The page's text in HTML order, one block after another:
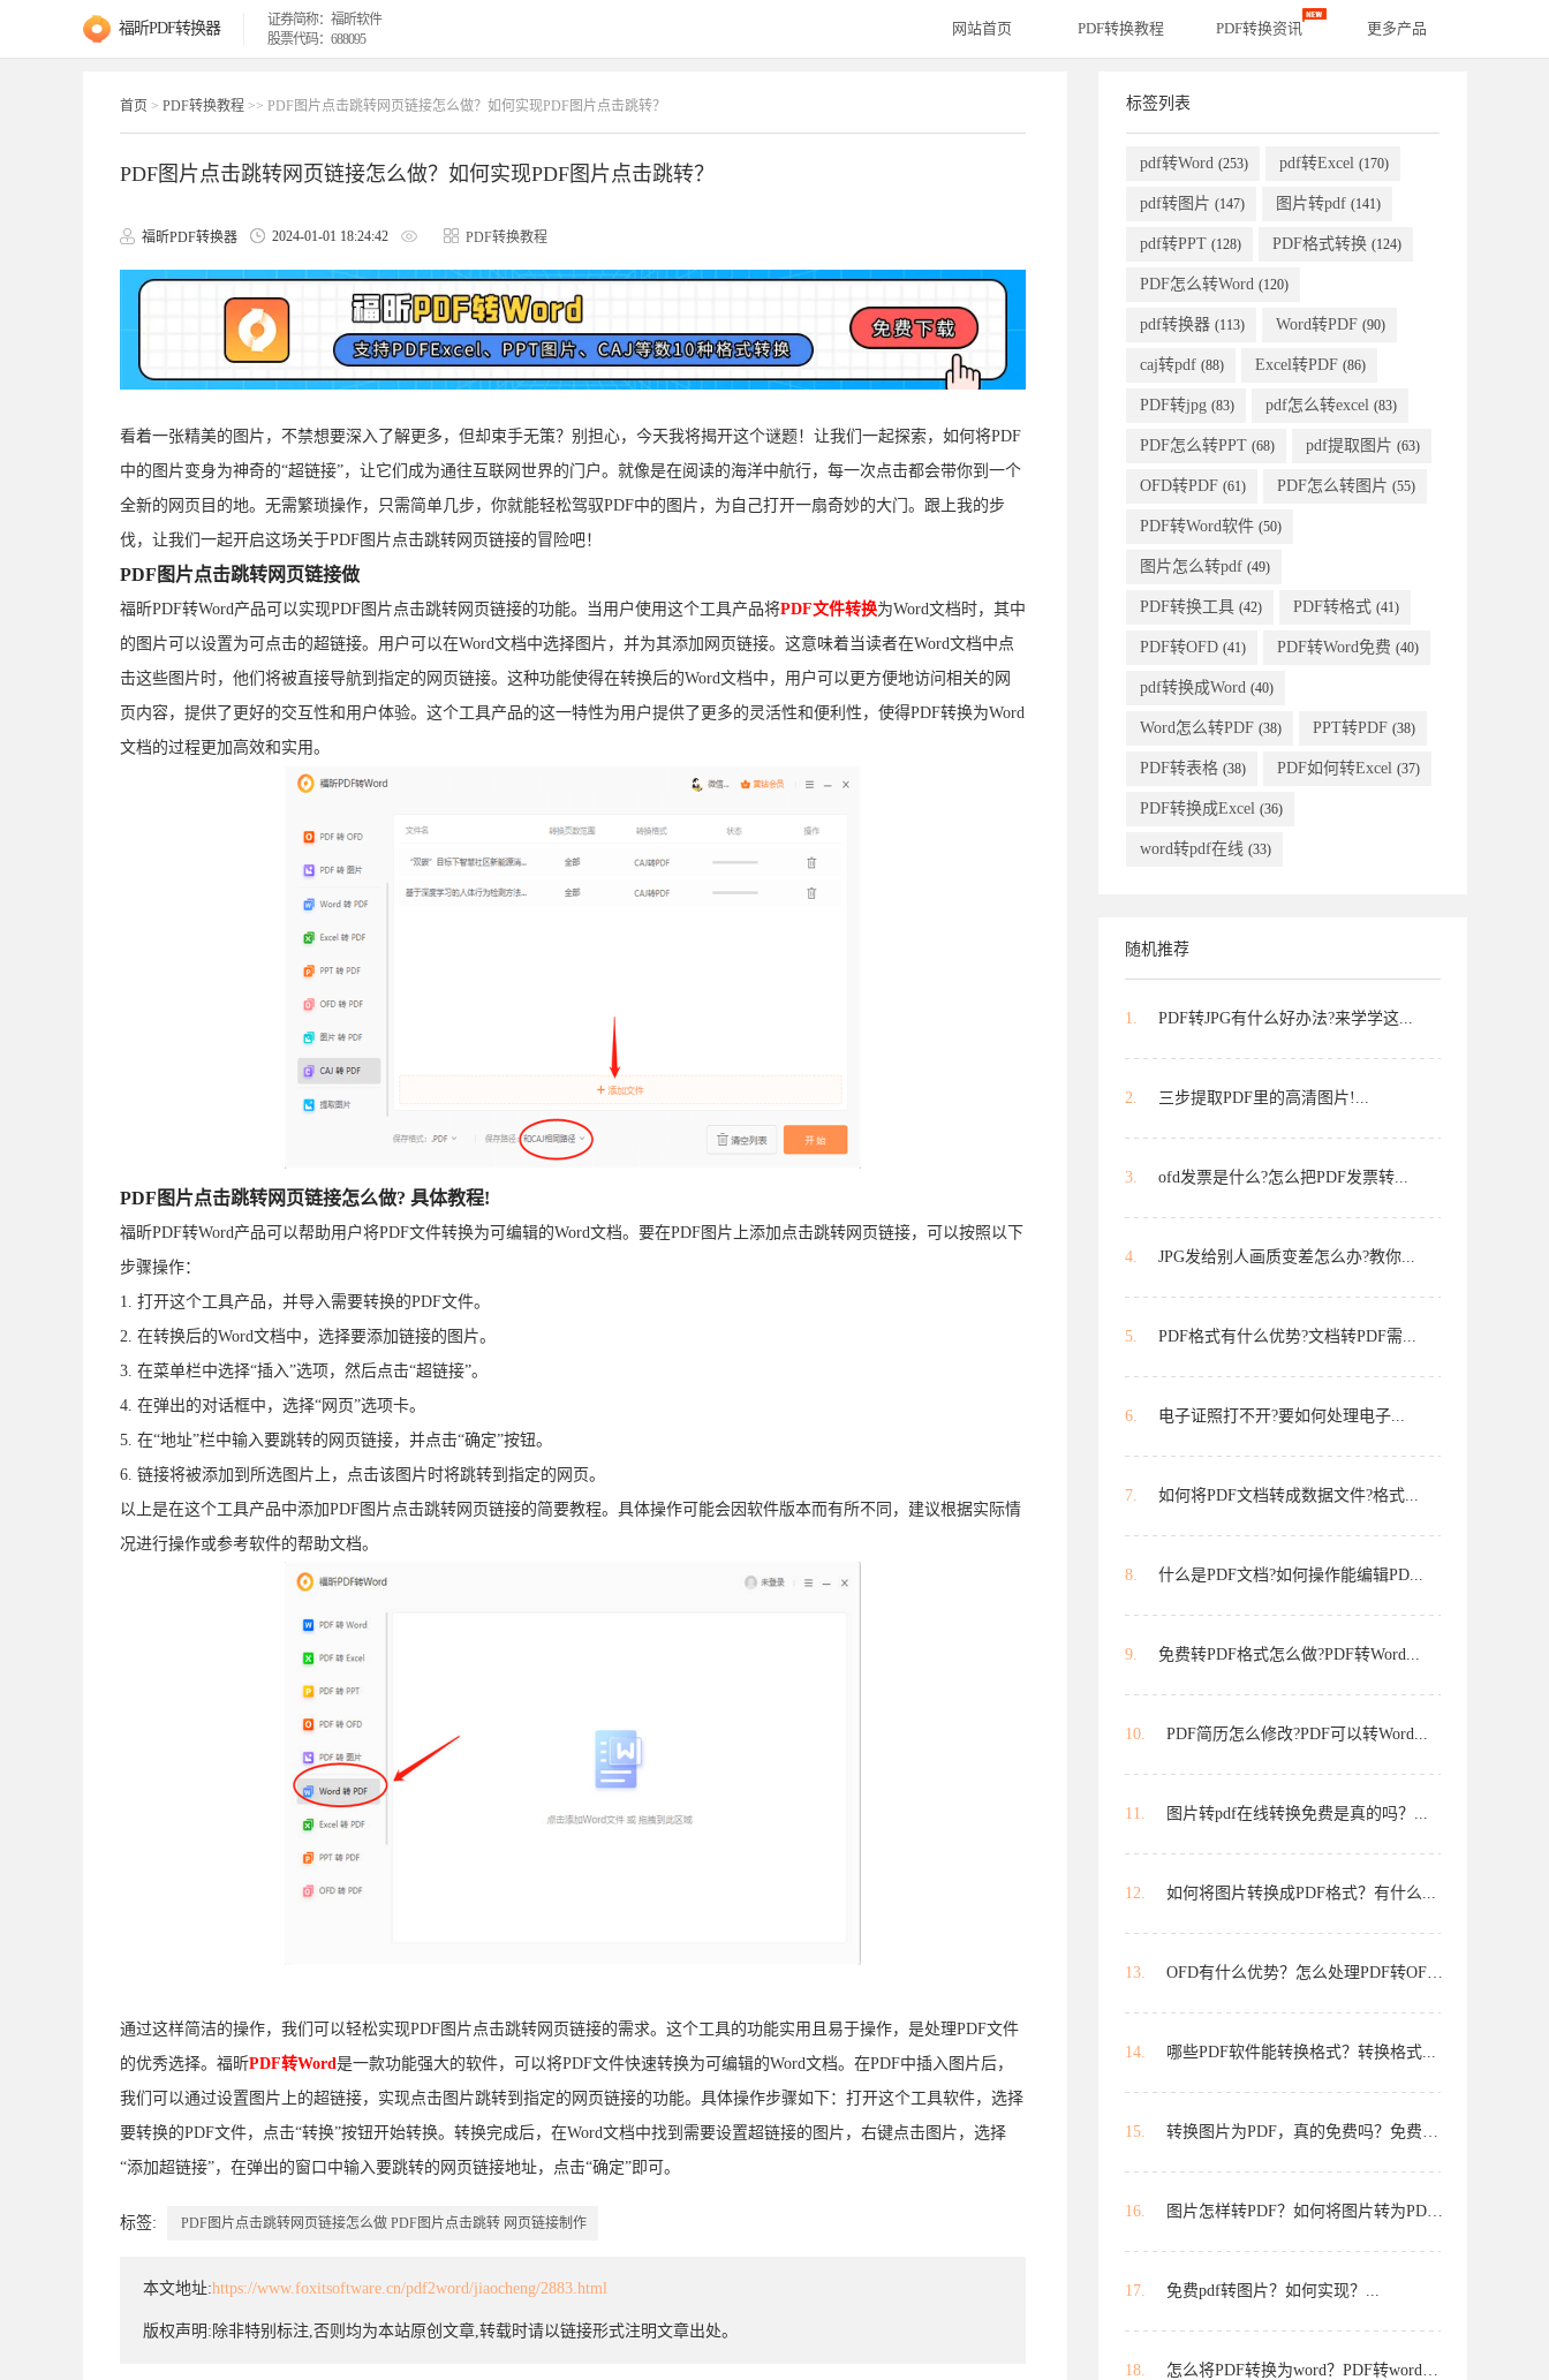
福昕PDF转换器
证券简称：福昕软件
股票代码：688095
网站首页 PDF转换教程 PDF转换资讯 更多产品
首页 > PDF转换教程 >> PDF图片点击跳转网页链接怎么做？如何实现PDF图片点击跳转？
PDF图片点击跳转网页链接怎么做？如何实现PDF图片点击跳转？
福昕PDF转换器 2024-01-01 18:24:42 PDF转换教程
看着一张精美的图片，不禁想要深入了解更多，但却束手无策？别担心，今天我将揭开这个谜题！让我们一起探索，如何将PDF
中的图片变身为神奇的“超链接”，让它们成为通往互联网世界的门户。就像是在阅读的海洋中航行，每一次点击都会带你到一个
全新的网页目的地。无需繁琐操作，只需简单几步，你就能轻松驾驭PDF中的图片，为自己打开一扇奇妙的大门。跟上我的步
伐，让我们一起开启这场关于PDF图片点击跳转网页链接的冒险吧！
PDF图片点击跳转网页链接做
福昕PDF转Word产品可以实现PDF图片点击跳转网页链接的功能。当用户使用这个工具产品将PDF文件转换为Word文档时，其中
的图片可以设置为可点击的超链接。用户可以在Word文档中选择图片，并为其添加网页链接。这意味着当读者在Word文档中点
击这些图片时，他们将被直接导航到指定的网页链接。这种功能使得在转换后的Word文档中，用户可以更方便地访问相关的网
页内容，提供了更好的交互性和用户体验。这个工具产品的这一特性为用户提供了更多的灵活性和便利性，使得PDF转换为Word
文档的过程更加高效和实用。
PDF图片点击跳转网页链接怎么做? 具体教程!
福昕PDF转Word产品可以帮助用户将PDF文件转换为可编辑的Word文档。要在PDF图片上添加点击跳转网页链接，可以按照以下
步骤操作：
1. 打开这个工具产品，并导入需要转换的PDF文件。
2. 在转换后的Word文档中，选择要添加链接的图片。
3. 在菜单栏中选择“插入”选项，然后点击“超链接”。
4. 在弹出的对话框中，选择“网页”选项卡。
5. 在“地址”栏中输入要跳转的网页链接，并点击“确定”按钮。
6. 链接将被添加到所选图片上，点击该图片时将跳转到指定的网页。
以上是在这个工具产品中添加PDF图片点击跳转网页链接的简要教程。具体操作可能会因软件版本而有所不同，建议根据实际情
况进行操作或参考软件的帮助文档。
通过这样简洁的操作，我们可以轻松实现PDF图片点击跳转网页链接的需求。这个工具的功能实用且易于操作，是处理PDF文件
的优秀选择。福昕PDF转Word是一款功能强大的软件，可以将PDF文件快速转换为可编辑的Word文档。在PDF中插入图片后，
我们可以通过设置图片上的超链接，实现点击图片跳转到指定的网页链接的功能。具体操作步骤如下：打开这个工具软件，选择
要转换的PDF文件，点击“转换”按钮开始转换。转换完成后，在Word文档中找到需要设置超链接的图片，右键点击图片，选择
“添加超链接”，在弹出的窗口中输入要跳转的网页链接地址，点击“确定”即可。
标签: PDF图片点击跳转网页链接怎么做 PDF图片点击跳转 网页链接制作
本文地址:https://www.foxitsoftware.cn/pdf2word/jiaocheng/2883.html
版权声明:除非特别标注,否则均为本站原创文章,转载时请以链接形式注明文章出处。
标签列表
pdf转Word (253) pdf转Excel (170)
pdf转图片 (147) 图片转pdf (141)
pdf转PPT (128) PDF格式转换 (124)
PDF怎么转Word (120)
pdf转换器 (113) Word转PDF (90)
caj转pdf (88) Excel转PDF (86)
PDF转jpg (83) pdf怎么转excel (83)
PDF怎么转PPT (68) pdf提取图片 (63)
OFD转PDF (61) PDF怎么转图片 (55)
PDF转Word软件 (50)
图片怎么转pdf (49)
PDF转换工具 (42) PDF转格式 (41)
PDF转OFD (41) PDF转Word免费 (40)
pdf转换成Word (40)
Word怎么转PDF (38) PPT转PDF (38)
PDF转表格 (38) PDF如何转Excel (37)
PDF转换成Excel (36)
word转pdf在线 (33)
随机推荐
1. PDF转JPG有什么好办法?来学学这...
2. 三步提取PDF里的高清图片!...
3. ofd发票是什么?怎么把PDF发票转...
4. JPG发给别人画质变差怎么办?教你...
5. PDF格式有什么优势?文档转PDF需...
6. 电子证照打不开?要如何处理电子...
7. 如何将PDF文档转成数据文件?格式...
8. 什么是PDF文档?如何操作能编辑PD...
9. 免费转PDF格式怎么做?PDF转Word...
10. PDF简历怎么修改?PDF可以转Word...
11. 图片转pdf在线转换免费是真的吗？...
12. 如何将图片转换成PDF格式？有什么...
13. OFD有什么优势？怎么处理PDF转OFD？...
14. 哪些PDF软件能转换格式？转换格式...
15. 转换图片为PDF，真的免费吗？免费图...
16. 图片怎样转PDF？如何将图片转为PDF...
17. 免费pdf转图片？如何实现？...
18. 怎么将PDF转换为word？PDF转word用...